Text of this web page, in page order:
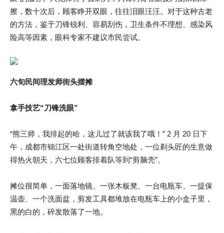
擦，数十次后，顾客睁开双眼，往往泪眼汪汪。对于这种古老
的方法，鉴于刀锋锐利、容易刮伤，卫生条件不理想、感染风
险高等因素，眼科专家不建议市民尝试。
六旬民间理发师街头摆摊
拿手技艺“刀锋洗眼”
“熊三师，我排起的哈，这儿过了就该我了哦！” 2 月 20 日下
午，成都市锦江区一处街道转角空地处，一位剃头匠的生意做
得热火朝天，六七位顾客排着队等到“剪脑壳”。
摊位很简单，一面落地镜、一张木板凳、一台电瓶车、一提保
温壶、一个洗面盆，剪发工具都堆放在电瓶车上的小盒子里，
黑的白的，碎发散落了一地。